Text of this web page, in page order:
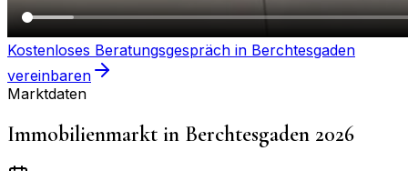
Kostenloses Beratungsgespräch in Berchtesgaden
vereinbaren
Marktdaten
Immobilienmarkt in Berchtesgaden 2026